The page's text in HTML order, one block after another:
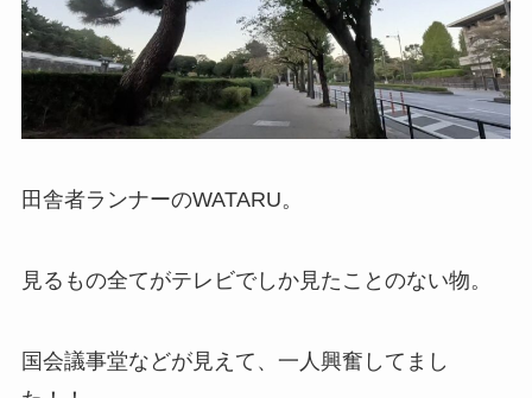
田舎者ランナーのWATARU。
見るもの全てがテレビでしか見たことのない物。
国会議事堂などが見えて、一人興奮してまし